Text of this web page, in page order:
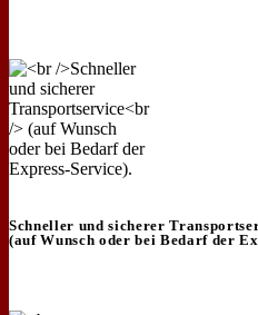
Schneller und sicherer
(auf Wunsch oder bei Bedarf der